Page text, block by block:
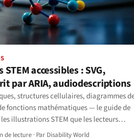
accessibles : SVG,
par ARIA, audiodescriptions
structures cellulaires, diagrammes
fonctions mathématiques — le guide de
illustrations STEM que les lecteurs
actualisable et les flux d'audiodescription
de lecture · Par Disability World